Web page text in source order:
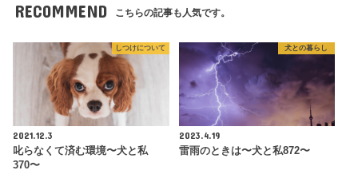
RECOMMEND こちらの記事も人気です。
しつけについて
2021.12.3
叱らなくて済む環境〜犬と私
370〜
犬との暮らし
2023.4.19
雷雨のときは〜犬と私872〜